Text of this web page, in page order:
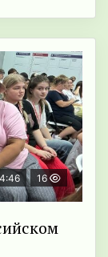
16